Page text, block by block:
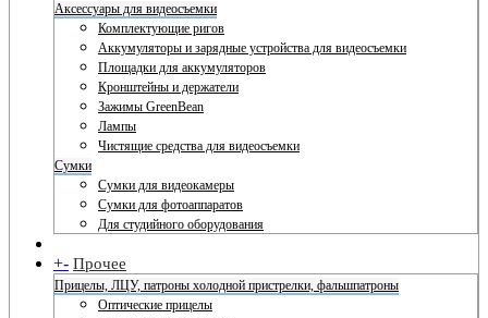
Аксессуары для видеосъемки
Комплектующие ригов
Аккумуляторы и зарядные устройства для видеосъемки
Площадки для аккумуляторов
Кронштейны и держатели
Зажимы GreenBean
Лампы
Чистящие средства для видеосъемки
Сумки
Сумки для видеокамеры
Сумки для фотоаппаратов
Для студийного оборудования
+- Прочее
Прицелы, ЛЦУ, патроны холодной пристрелки, фальшпатроны
Оптические прицелы